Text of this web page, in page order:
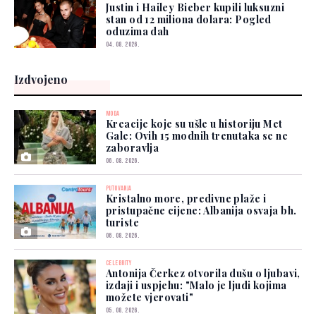
Justin i Hailey Bieber kupili luksuzni
stan od 12 miliona dolara: Pogled
oduzima dah
04. 08. 2026.
Izdvojeno
MODA
Kreacije koje su ušle u historiju Met
Gale: Ovih 15 modnih trenutaka se ne
zaboravlja
06. 08. 2026.
PUTOVANJA
Kristalno more, predivne plaže i
pristupačne cijene: Albanija osvaja bh.
turiste
06. 08. 2026.
CELEBRITY
Antonija Čerkez otvorila dušu o ljubavi,
izdaji i uspjehu: "Malo je ljudi kojima
možete vjerovati"
05. 08. 2026.